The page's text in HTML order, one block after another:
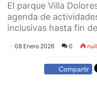
El parque Villa
agenda de
inclusivas hasta fin
08 Enero 2026 0 null
Compartir